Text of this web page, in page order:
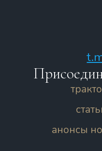
анонсы